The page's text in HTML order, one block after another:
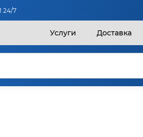
7
Услуги Доставка